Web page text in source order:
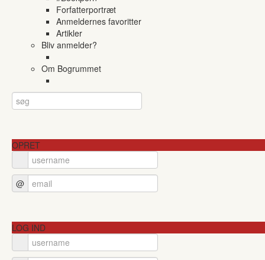
Forfatterportræt
Anmeldernes favoritter
Artikler
Bliv anmelder?
Om Bogrummet
OPRET
@
LOG IND